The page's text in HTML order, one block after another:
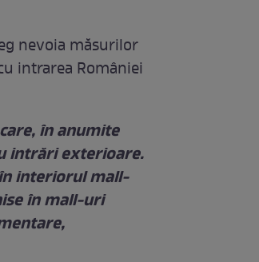
nevoia măsurilor
intrarea României
în anumite
intrări exterioare.
interiorul mall-
în mall-uri